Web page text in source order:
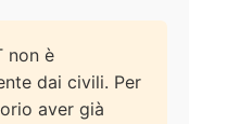
non è
dai civili. Per
aver già